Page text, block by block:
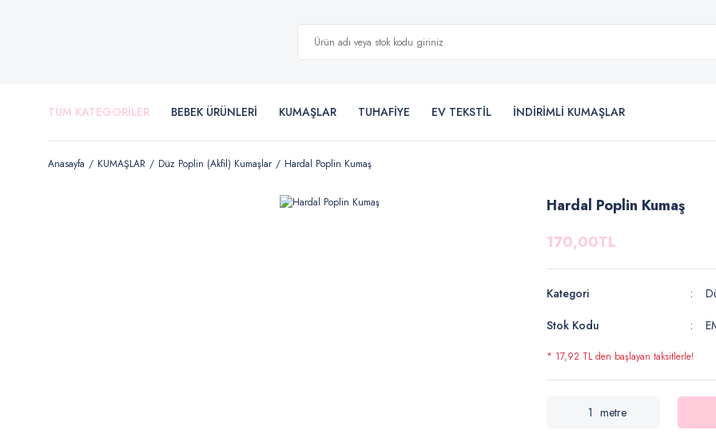
TÜM KATEGORİLER BEBEK ÜRÜNLERİ KUMAŞLAR TUHAFİYE EV TEKSTİL İNDİRİMLİ KUMAŞLAR
Anasayfa KUMAŞLAR Düz Poplin (Akfil) Kumaşlar Hardal Poplin Kumaş
Hardal Poplin Kumaş
170,00TL
Kategori
Stok Kodu
* 17,92 TL den başlayan taksitlerle!
metre